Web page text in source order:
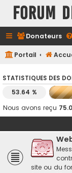
FORUM
Donateurs
Portail
STATISTIQUES DES
53.64 %
Nous avons reçu
site ou du